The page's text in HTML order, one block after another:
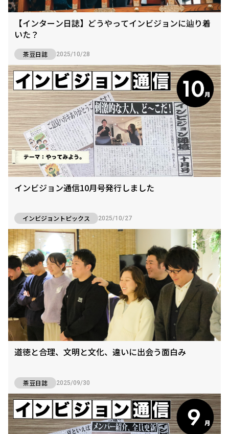
【インターン日誌】どうやってインビジョンに辿り着
いた？
茶豆日誌 2025/10/28
インビジョン通信10月号発行しました
インビジョントピックス 2025/10/27
道徳と合理、文明と文化、違いに出会う面白み
茶豆日誌 2025/09/30